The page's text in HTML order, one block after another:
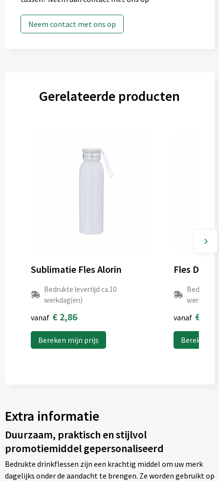
Neem contact met ons op
Gerelateerde producten
Sublimatie Fles Alorin
Bedrukte levertijd ca.10
werkdag(en)
vanaf € 2,86
Bereken mijn prijs
Fles
Bedrukte
vanaf €
Bereken
Extra informatie
Duurzaam, praktisch en stijlvol
promotiemiddel gepersonaliseerd
Bedrukte drinkflessen zijn een krachtig middel om uw merk
dagelijks onder de aandacht te brengen. Ze worden gebruikt op